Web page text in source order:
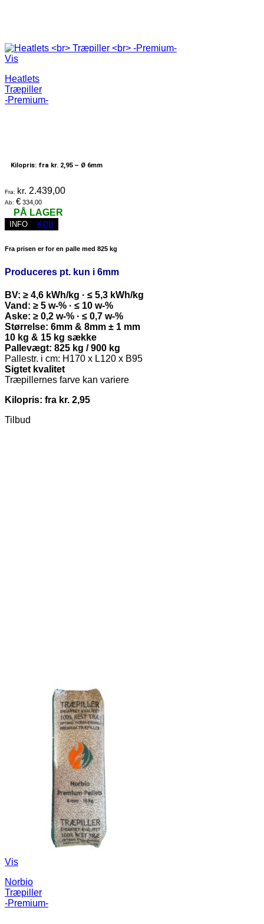
Vis
Heatlets
Træpiller
-Premium-
Kilopris: fra kr. 2,95 – Ø 6mm
Fra: kr. 2.439,00
Ab: € 334,00
PÅ LAGER
INFO KØB
Fra prisen er for en palle med 825 kg
Produceres pt. kun i 6mm
BV: ≥ 4,6 kWh/kg · ≤ 5,3 kWh/kg
Vand: ≥ 5 w-% · ≤ 10 w-%
Aske: ≥ 0,2 w-% · ≤ 0,7 w-%
Størrelse: 6mm & 8mm ± 1 mm
10 kg & 15 kg sække
Pallevægt: 825 kg / 900 kg
Pallestr. i cm: H170 x L120 x B95
Sigtet kvalitet
Træpillernes farve kan variere
Kilopris: fra kr. 2,95
Tilbud
Vis
Norbio
Træpiller
-Premium-